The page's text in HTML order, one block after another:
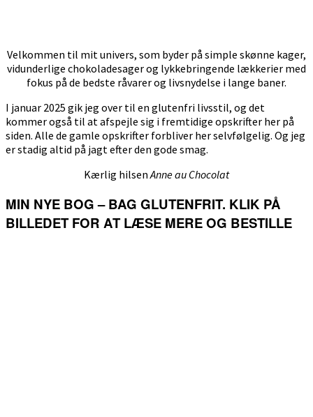
Velkommen til mit univers, som byder på simple skønne kager,
vidunderlige chokoladesager og lykkebringende lækkerier med
fokus på de bedste råvarer og livsnydelse i lange baner.
I januar 2025 gik jeg over til en glutenfri livsstil, og det
kommer også til at afspejle sig i fremtidige opskrifter her på
siden. Alle de gamle opskrifter forbliver her selvfølgelig. Og jeg
er stadig altid på jagt efter den gode smag.
Kærlig hilsenAnne au Chocolat
MIN NYE BOG – BAG GLUTENFRIT. KLIK PÅ
BILLEDET FOR AT LÆSE MERE OG BESTILLE